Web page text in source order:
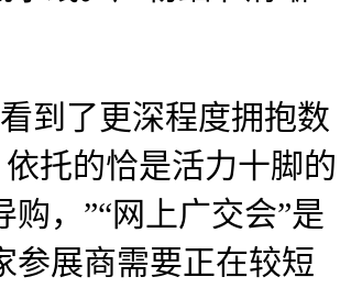
到了更深程度拥抱数
托的恰是活力十脚的
，”“网上广交会”是
参展商需要正在较短